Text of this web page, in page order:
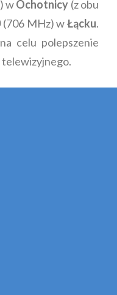
wOchotnicy (z obu
(706 MHz) wŁącku.
celu polepszenie
telewizyjnego.